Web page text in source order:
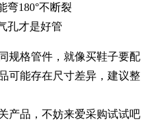
弯180°不断裂
孔才是好管
规格管件，就像买鞋子要配
可能存在尺寸差异，建议整
产品，不妨来爱采购试试吧